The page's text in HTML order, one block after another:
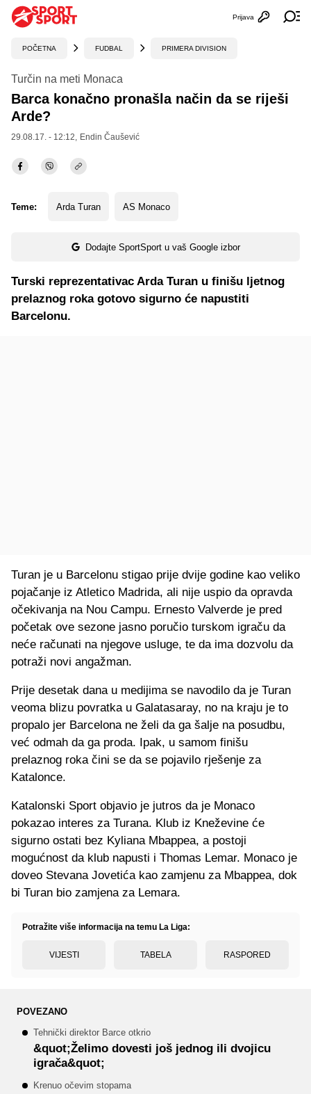
Otvori
Prijava
POČETNA FUDBAL PRIMERA DIVISION
Turčin na meti Monaca
Barca konačno pronašla način da se riješi
Arde?
29.08.17. - 12:12, Endin Čaušević
Teme: Arda Turan AS Monaco
Dodajte SportSport u vaš Google izbor
Turski reprezentativac Arda Turan u finišu ljetnog
prelaznog roka gotovo sigurno će napustiti
Barcelonu.
Turan je u Barcelonu stigao prije dvije godine kao veliko
pojačanje iz Atletico Madrida, ali nije uspio da opravda
očekivanja na Nou Campu. Ernesto Valverde je pred
početak ove sezone jasno poručio turskom igraču da
neće računati na njegove usluge, te da ima dozvolu da
potraži novi angažman.
Prije desetak dana u medijima se navodilo da je Turan
veoma blizu povratka u Galatasaray, no na kraju je to
propalo jer Barcelona ne želi da ga šalje na posudbu,
već odmah da ga proda. Ipak, u samom finišu
prelaznog roka čini se da se pojavilo rješenje za
Katalonce.
Katalonski Sport objavio je jutros da je Monaco
pokazao interes za Turana. Klub iz Kneževine će
sigurno ostati bez Kyliana Mbappea, a postoji
mogućnost da klub napusti i Thomas Lemar. Monaco je
doveo Stevana Jovetića kao zamjenu za Mbappea, dok
bi Turan bio zamjena za Lemara.
Potražite više informacija na temu La Liga:
VIJESTI TABELA RASPORED
POVEZANO
Tehnički direktor Barce otkrio
&quot;Želimo dovesti još jednog ili dvojicu
igrača&quot;
Krenuo očevim stopama